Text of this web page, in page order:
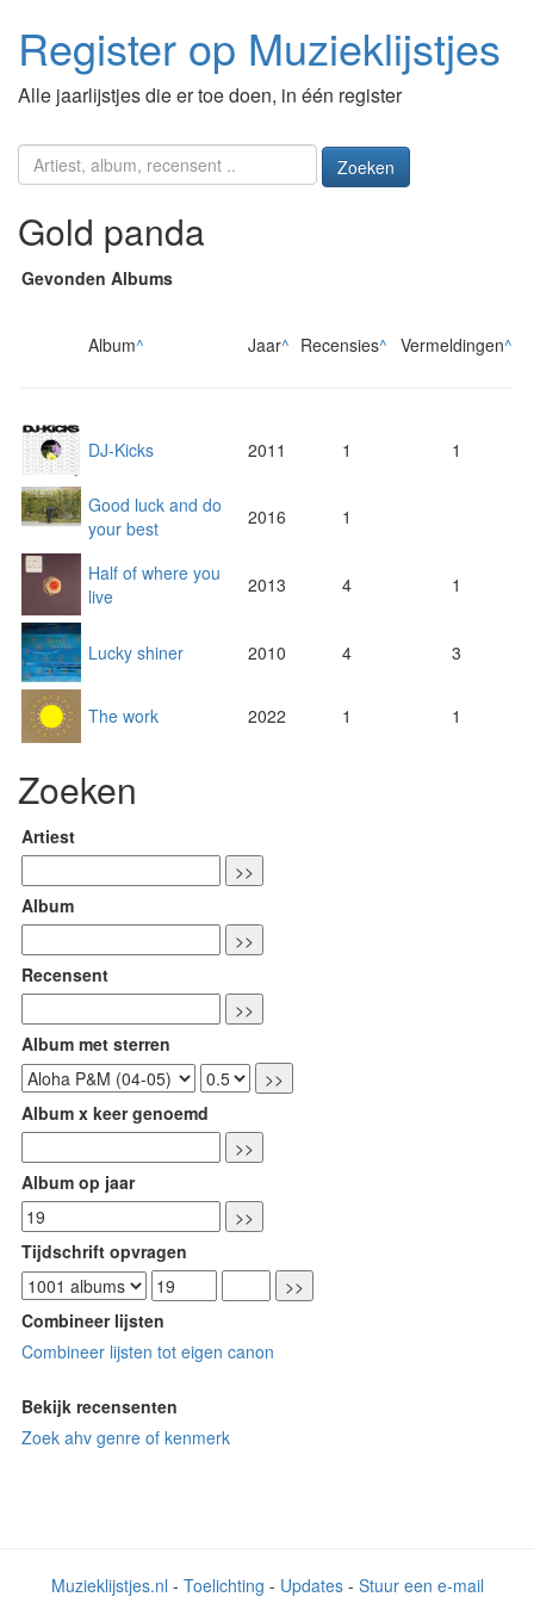
Register op Muzieklijstjes
Alle jaarlijstjes die er toe doen, in één register
Zoeken
Gold panda
Gevonden Albums
Album^ Jaar^ Recensies^ Vermeldingen^
DJ-Kicks 2011 1 1
Good luck and do
your best
2016 1
Half of where you
live
2013 4 1
Lucky shiner 2010 4 3
The work 2022 1 1
Zoeken
Artiest
Album
Recensent
Album met sterren
Album x keer genoemd
Album op jaar
Tijdschrift opvragen
Combineer lijsten
Combineer lijsten tot eigen canon
Bekijk recensenten
Zoek ahv genre of kenmerk
Muzieklijstjes.nl - Toelichting - Updates- Stuur een e-mail